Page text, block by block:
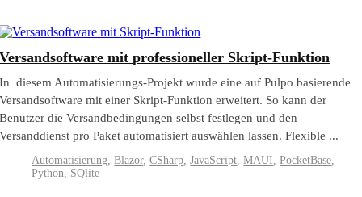
Versandsoftware mit professioneller Skript-Funktion
In diesem Automatisierungs-Projekt wurde eine auf Pulpo basierende
Versandsoftware mit einer Skript-Funktion erweitert. So kann der
Benutzer die Versandbedingungen selbst festlegen und den
Versanddienst pro Paket automatisiert auswählen lassen. Flexible ...
Automatisierung,Blazor,CSharp,JavaScript,MAUI,PocketBase,
Python, SQlite